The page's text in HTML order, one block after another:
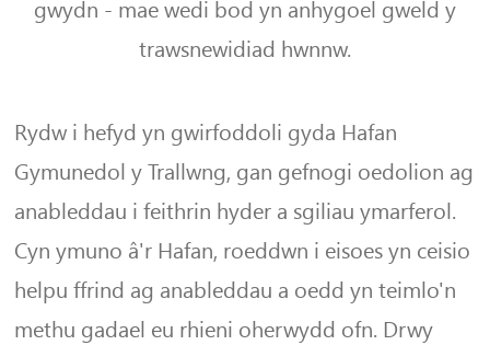
gwydn - mae wedi bod yn anhygoel gweld y
trawsnewidiad hwnnw.
Rydw i hefyd yn gwirfoddoli gyda Hafan
Gymunedol y Trallwng, gan gefnogi oedolion ag
anableddau i feithrin hyder a sgiliau ymarferol.
Cyn ymuno â'r Hafan, roeddwn i eisoes yn ceisio
helpu ffrind ag anableddau a oedd yn teimlo'n
methu gadael eu rhieni oherwydd ofn. Drwy